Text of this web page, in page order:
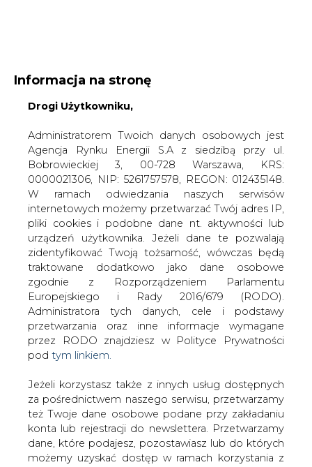
WŁĄCZ CIRE.TV
Administratorem Twoich danych osobowych jest
Bobrowieckiej 3, 00-728 Warszawa, KRS:
W ramach odwiedzania naszych serwisów
internetowych możemy przetwarzać Twój adres IP,
pliki cookies i podobne dane nt. aktywności lub
urządzeń użytkownika. Jeżeli dane te pozwalają
zidentyfikować Twoją tożsamość, wówczas będą
traktowane dodatkowo jako dane osobowe
zgodnie z Rozporządzeniem Parlamentu
Europejskiego i Rady 2016/679 (RODO).
Administratora tych danych, cele i podstawy
przetwarzania oraz inne informacje wymagane
przez RODO znajdziesz w Polityce Prywatności
podtym linkiem.
Jeżeli korzystasz także z innych usług dostępnych
za pośrednictwem naszego serwisu, przetwarzamy
też Twoje dane osobowe podane przy zakładaniu
dane, które podajesz, pozostawiasz lub do których
możemy uzyskać dostęp w ramach korzystania z
Usług.
Informacje dotyczące Administratora Twoich
danych osobowych a także cele i podstawy
Strona główna /
SERWIS INFORMACYJNY CIRE
/ Radni nie chcą prywatyzować PEC-u
2002-01-09 00:00
drukuj
skomentuj
udostępnij: